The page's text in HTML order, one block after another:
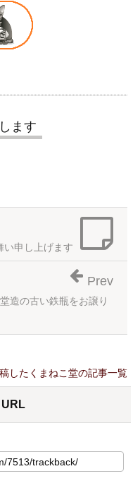
ます
申し上げます
造の古い鉄瓶をお譲り
Prev
したくまねこ堂の記事一覧
URL